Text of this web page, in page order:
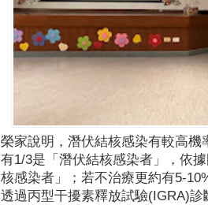
榮家說明，潛伏結核感染有較高
有1/3是「潛伏結核感染者」，依
核感染者」；若不治療更約有5-
透過丙型干擾素釋放試驗(IGRA)